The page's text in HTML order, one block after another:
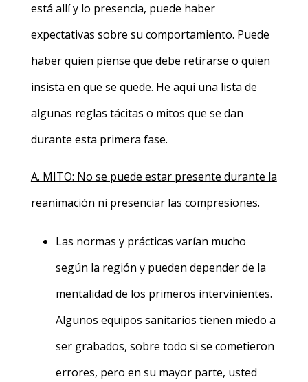
está allí y lo presencia, puede haber
expectativas sobre su comportamiento. Puede
haber quien piense que debe retirarse o quien
insista en que se quede. He aquí una lista de
algunas reglas tácitas o mitos que se dan
durante esta primera fase.
A. MITO: No se puede estar presente durante la
reanimación ni presenciar las compresiones.
Las normas y prácticas varían mucho
según la región y pueden depender de la
mentalidad de los primeros intervinientes.
Algunos equipos sanitarios tienen miedo a
ser grabados, sobre todo si se cometieron
errores, pero en su mayor parte, usted